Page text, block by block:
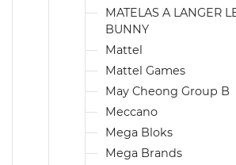
MATELAS A LANGER
BUNNY
Mattel
Mattel Games
May Cheong Group B
Meccano
Mega Bloks
Mega Brands